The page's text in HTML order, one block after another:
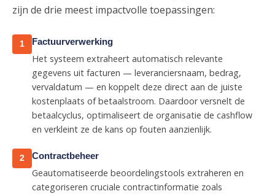
zijn de drie meest impactvolle toepassingen:
1 Factuurverwerking
Het systeem extraheert automatisch relevante
gegevens uit facturen — leveranciersnaam, bedrag,
vervaldatum — en koppelt deze direct aan de juiste
kostenplaats of betaalstroom. Daardoor versnelt de
betaalcyclus, optimaliseert de organisatie de cashflow
en verkleint ze de kans op fouten aanzienlijk.
2 Contractbeheer
Geautomatiseerde beoordelingstools extraheren en
categoriseren cruciale contractinformatie zoals